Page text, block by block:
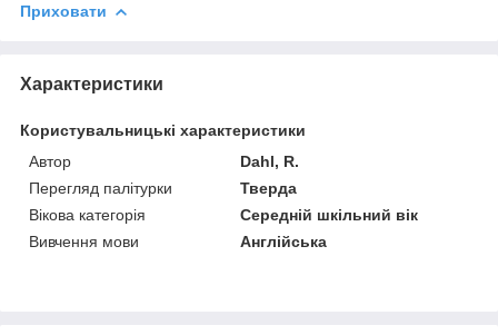
Приховати
Характеристики
Користувальницькі характеристики
Автор
Dahl, R.
Перегляд палітурки
Тверда
Вікова категорія
Середній шкільний вік
Вивчення мови
Англійська